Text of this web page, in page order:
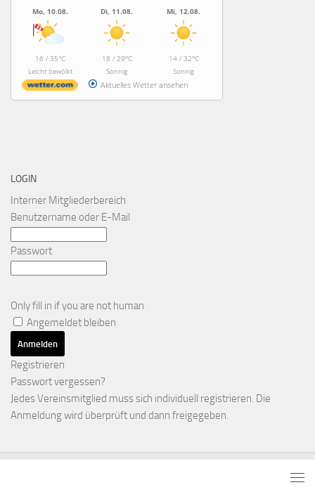
Mo, 10.08.
16 / 35°C
Leicht bewölkt
Di, 11.08.
18 / 29°C
Sonnig
Mi, 12.08.
14 / 32°C
Sonnig
Aktuelles Wetter ansehen
LOGIN
Interner Mitgliederbereich
Benutzername oder E-Mail
Passwort
Only fill in if you are not human
Angemeldet bleiben
Registrieren
Passwort vergessen?
Jedes Vereinsmitglied muss sich individuell registrieren. Die
Anmeldung wird überprüft und dann freigegeben.